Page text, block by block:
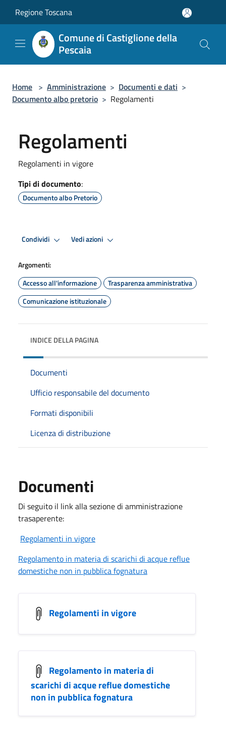
Regione Toscana
Comune di Castiglione della
Pescaia
Home > Amministrazione > Documenti e dati >
Documento albo pretorio > Regolamenti
Regolamenti
Regolamenti in vigore
Tipi di documento:
Documento albo Pretorio
Condividi Vedi azioni
Argomenti:
Accesso all'informazione
Trasparenza amministrativa
Comunicazione istituzionale
INDICE DELLA PAGINA
Documenti
Ufficio responsabile del documento
Formati disponibili
Licenza di distribuzione
Documenti
Di seguito il link alla sezione di amministrazione
trasaperente:
Regolamenti in vigore
Regolamento in materia di scarichi di acque reflue
domestiche non in pubblica fognatura
Regolamenti in vigore
Regolamento in materia di
scarichi di acque reflue domestiche
non in pubblica fognatura